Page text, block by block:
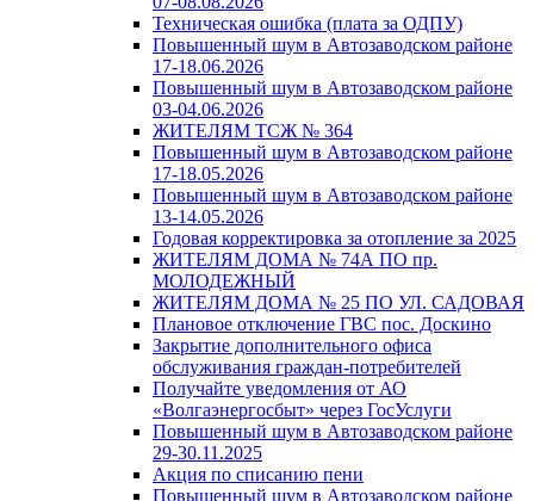
Техническая ошибка (плата за ОДПУ)
Повышенный шум в Автозаводском районе
17-18.06.2026
Повышенный шум в Автозаводском районе
03-04.06.2026
ЖИТЕЛЯМ ТСЖ № 364
Повышенный шум в Автозаводском районе
17-18.05.2026
Повышенный шум в Автозаводском районе
13-14.05.2026
Годовая корректировка за отопление за 2025
ЖИТЕЛЯМ ДОМА № 74А ПО пр.
МОЛОДЕЖНЫЙ
ЖИТЕЛЯМ ДОМА № 25 ПО УЛ. САДОВАЯ
Плановое отключение ГВС пос. Доскино
Закрытие дополнительного офиса
обслуживания граждан-потребителей
Получайте уведомления от АО
«Волгаэнергосбыт» через ГосУслуги
Повышенный шум в Автозаводском районе
29-30.11.2025
Акция по списанию пени
Повышенный шум в Автозаводском районе